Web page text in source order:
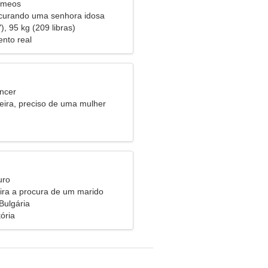
uma senhora idosa
95 kg (209 libras)
real
preciso de uma mulher
a procura de um marido